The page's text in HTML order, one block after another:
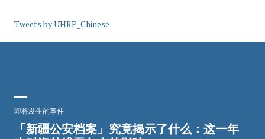
Tweets by UHRP_Chinese
即将发生的事件
「新疆公安档案」究竟揭示了什么：这一年